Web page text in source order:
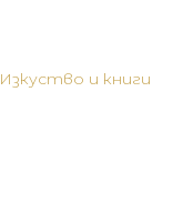
Изкуство и книги